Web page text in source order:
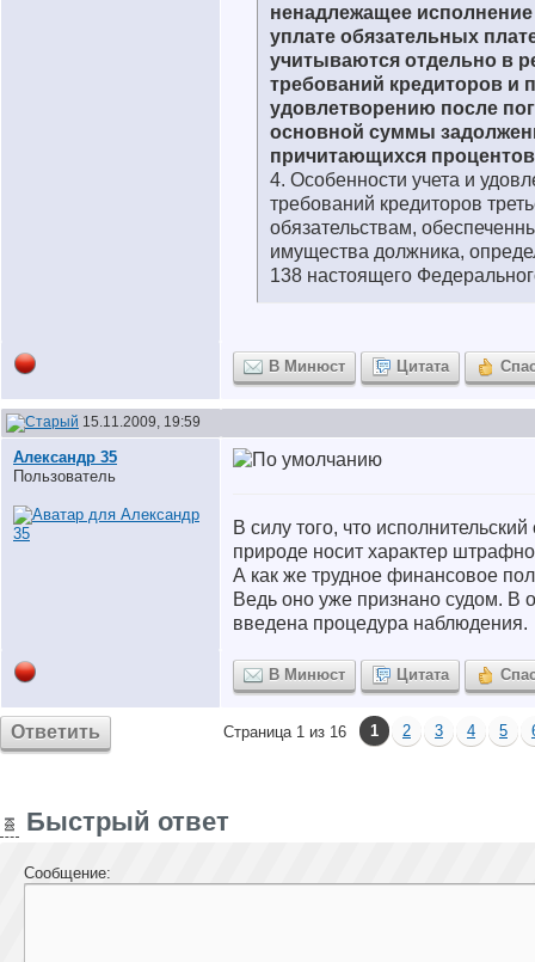
ненадлежащее
уплате обязательных
учитываются отдельно в
требований кредиторов и
удовлетворению после
основной суммы
причитающихся
4. Особенности учета и
требований кредиторов
обязательствам,
имущества должника,
138 настоящего
В Минюст Цитата
15.11.2009, 19:59
Александр 35
Пользователь
В силу того, что
природе носит характер
А как же трудное финансовое
Ведь оно уже признано судом. В
введена процедура наблюдения.
В Минюст Цитата
Ответить Страница 1 из 16 1 2 3 4 5
Быстрый ответ
Сообщение: